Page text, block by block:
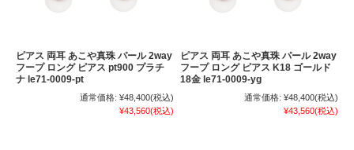
ピアス 両耳 あこや真珠 パール 2way
フープ ロング ピアス pt900 プラチ
ナ le71-0009-pt
通常価格: ¥48,400(税込)
¥43,560(税込)
ピアス 両耳 あこや真珠 パール 2way
フープ ロング ピアス K18 ゴールド
18金 le71-0009-yg
通常価格: ¥48,400(税込)
¥43,560(税込)